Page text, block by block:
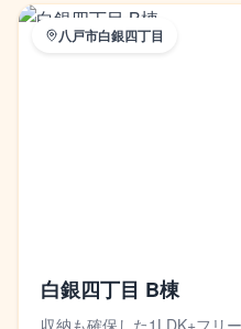
八戸市白銀四丁目
白銀四丁目 B棟
収納も確保した1LDK+フリ